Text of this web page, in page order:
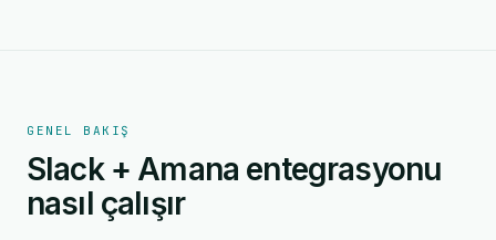
GENEL BAKIŞ
Slack + Amana entegrasyonu
nasıl çalışır